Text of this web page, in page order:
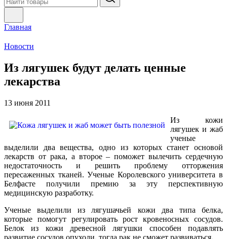
Главная
Новости
Из лягушек будут делать ценные
лекарства
13 июня 2011
Из кожи
лягушек и жаб
ученые
выделили два вещества, одно из которых станет основой
лекарств от рака, а второе – поможет вылечить сердечную
недостаточность и решить проблему отторжения
пересаженных тканей. Ученые Королевского университета в
Белфасте получили премию за эту перспективную
медицинскую разработку.
Ученые выделили из лягушачьей кожи два типа белка,
которые помогут регулировать рост кровеносных сосудов.
Белок из кожи древесной лягушки способен подавлять
развитие сосудов опухоли, тогда рак не сможет развиваться.